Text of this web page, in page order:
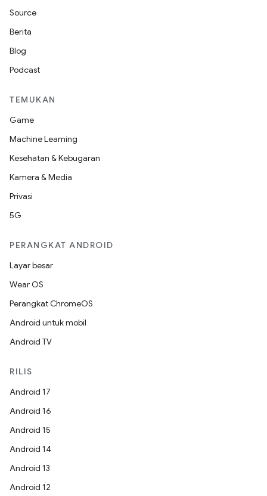
Source
Berita
Blog
Podcast
TEMUKAN
Game
Machine Learning
Kesehatan & Kebugaran
Kamera & Media
Privasi
5G
PERANGKAT ANDROID
Layar besar
Wear OS
Perangkat ChromeOS
Android untuk mobil
Android TV
RILIS
Android 17
Android 16
Android 15
Android 14
Android 13
Android 12